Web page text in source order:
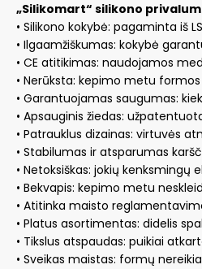
„Silikomart“ silikono
• Silikono kokybė: pagaminta iš
• Ilgaamžiškumas: kokybė
• CE atitikimas: naudojamos
• Nerūksta: kepimo metu
• Garantuojamas saugumas:
• Apsauginis žiedas:
• Patrauklus dizainas: virtuvės
• Stabilumas ir atsparumas
• Netoksiškas: jokių kenksmingų
• Bekvapis: kepimo metu
• Atitinka maisto
• Platus asortimentas: didelis
• Tikslus atspaudas: puikiai
• Sveikas maistas: formų